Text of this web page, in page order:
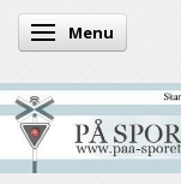
Skifte navigation
Menu